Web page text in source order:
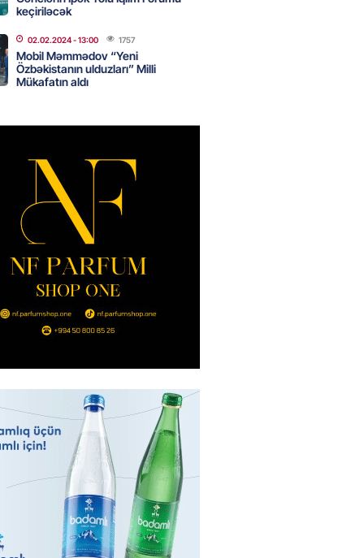
- 14:15
canlıların hücumu başlayıb?
PENSİYA VƏ MÜAVİNƏTLƏR
ARTIRILACAQ? – Mühüm
- 13:45
yağış yağacaq
- 13:30
gedirmiş
- 13:15
neft emalı zavodunda yanğın:
Ufaneftexim” dron
sonra alovlanıb
99
keçiriləcək
02.02.2024- 13:00 1757
Mobil Məmmədov “Yeni
Özbəkistanın ulduzları” Milli
Mükafatın aldı